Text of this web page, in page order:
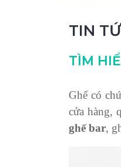
TIN
TÌM
Ghế có
cửa hàng,
ghế bar,